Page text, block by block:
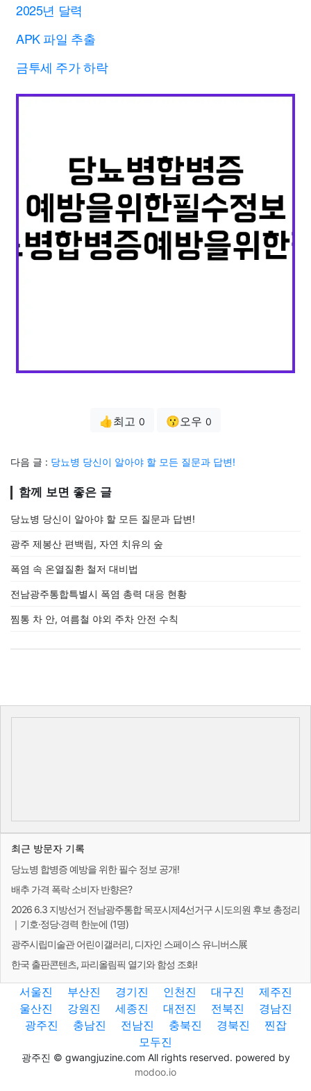
2025년 달력
APK 파일 추출
금투세 주가 하락
👍최고 0 😗오우 0
다음 글 : 당뇨병 당신이 알아야 할 모든 질문과 답변!
함께 보면 좋은 글
당뇨병 당신이 알아야 할 모든 질문과 답변!
광주 제봉산 편백림, 자연 치유의 숲
폭염 속 온열질환 철저 대비법
전남광주통합특별시 폭염 총력 대응 현황
찜통 차 안, 여름철 야외 주차 안전 수칙
최근 방문자 기록
당뇨병 합병증 예방을 위한 필수 정보 공개!
배추 가격 폭락 소비자 반향은?
2026 6.3 지방선거 전남광주통합 목포시제4선거구 시도의원 후보 총정리
｜기호·정당·경력 한눈에 (1명)
광주시립미술관 어린이갤러리, 디자인 스페이스 유니버스展
한국 출판콘텐츠, 파리올림픽 열기와 함성 조화!
서울진 부산진 경기진 인천진 대구진
제주진
울산진
강원진 세종진 대전진 전북진
경남진
광주진
충남진 전남진 충북진 경북진
찐잡
모두진
광주진 © gwangjuzine.com All rights reserved. powered by
modoo.io